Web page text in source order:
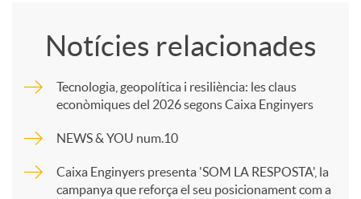
m
a
Notícies relacionades
Tecnologia, geopolítica i resiliència: les claus
econòmiques del 2026 segons Caixa Enginyers
NEWS & YOU num.10
Caixa Enginyers presenta 'SOM LA RESPOSTA', la
campanya que reforça el seu posicionament com a